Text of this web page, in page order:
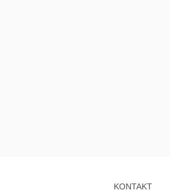
KONTAKT